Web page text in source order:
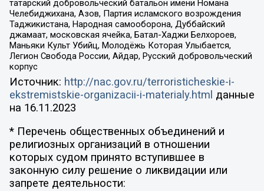
татарский добровольческий батальон имени Номана
Челебиджихана, Азов, Партия исламского возрождения
Таджикистана, Народная самооборона, Дуббайский
джамаат, московская ячейка, Батал-Хаджи Белхороев,
Маньяки Культ Убийц, Молодёжь Которая Улыбается,
Легион Свобода России, Айдар, Русский добровольческий
корпус
Источник: http://nac.gov.ru/terroristicheskie-i-
ekstremistskie-organizacii-i-materialy.html данные
на 16.11.2023
* Перечень общественных объединений и
религиозных организаций в отношении
которых судом принято вступившее в
законную силу решение о ликвидации или
запрете деятельности: